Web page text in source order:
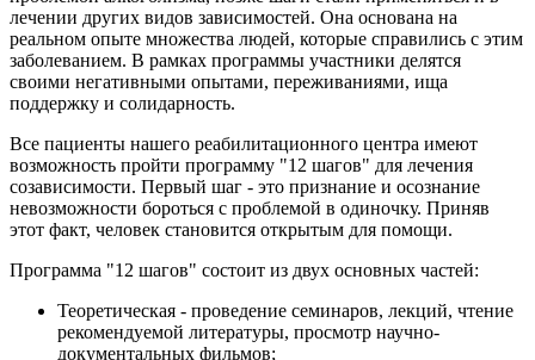
лечении других видов зависимостей. Она основана на
реальном опыте множества людей, которые справились с этим
заболеванием. В рамках программы участники делятся
своими негативными опытами, переживаниями, ища
поддержку и солидарность.
Все пациенты нашего реабилитационного центра имеют
возможность пройти программу "12 шагов" для лечения
созависимости. Первый шаг - это признание и осознание
невозможности бороться с проблемой в одиночку. Приняв
этот факт, человек становится открытым для помощи.
Программа "12 шагов" состоит из двух основных частей:
Теоретическая - проведение семинаров, лекций, чтение
рекомендуемой литературы, просмотр научно-
документальных фильмов;